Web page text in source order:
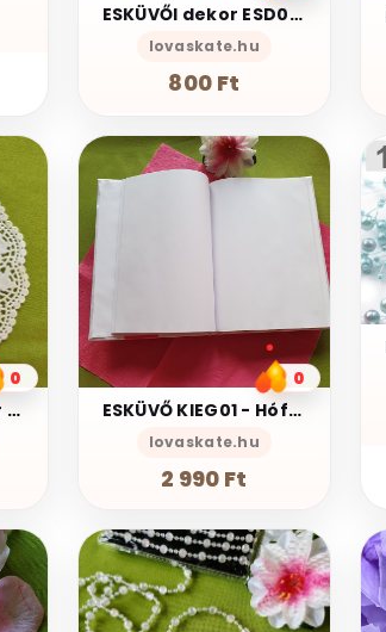
ESKÜVŐI dekor ESD01 – Szatén székmasni - választható szín
lovaskate.hu
800 Ft
0
Esküvő KIEG23 - Kör alakú tortapapír tortacsipke alátét - 14 cm
0
ESKÜVŐ KIEG01 - Hófehér szatén bevonatú Vendégkönyv Emlékkönyv
lovaskate.hu
2 990 Ft